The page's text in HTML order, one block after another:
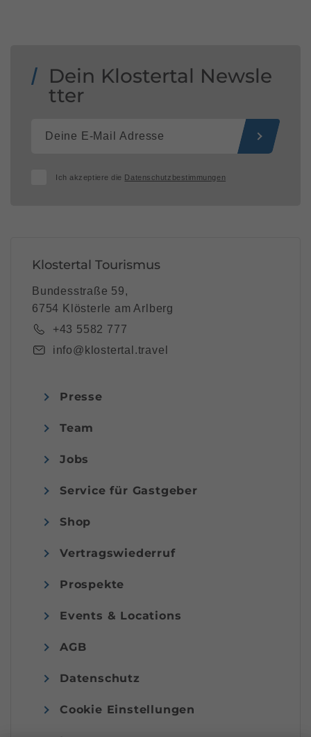
Dein Klostertal Newsle
tter
Ich akzeptiere die Datenschutzbestimmungen
Klostertal Tourismus
Bundesstraße 59,
6754 Klösterle am Arlberg
+43 5582 777
info@klostertal.travel
Presse
Team
Jobs
Service für Gastgeber
Shop
Vertragswiederruf
Prospekte
Events & Locations
AGB
Datenschutz
Cookie Einstellungen